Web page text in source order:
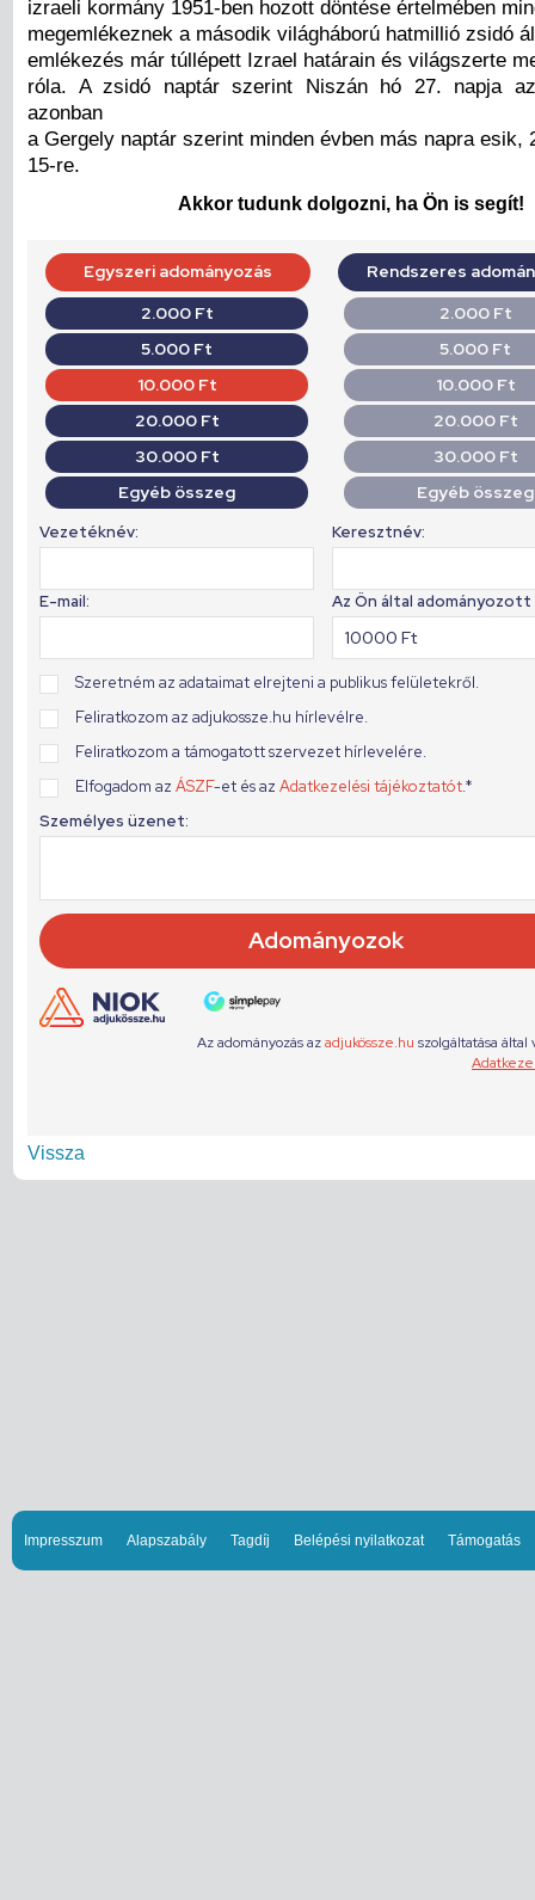
izraeli kormány 1951-ben hozott döntése értelmében
megemlékeznek a második világháború hatmillió zsidó
emlékezés már túllépett Izrael határain és világszerte
róla. A zsidó naptár szerint Niszán hó 27. napja
azonban
a Gergely naptár szerint minden évben más napra esik,
15-re.
Akkor tudunk dolgozni, ha Ön is segít!
Vissza
Impresszum Alapszabály Tagdíj Belépési nyilatkozat Támogatás